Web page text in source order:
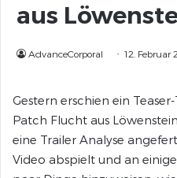
aus
AdvanceCorporal 12. Februar
Gestern erschien ein
Patch Flucht aus
eine Trailer Analyse
Video abspielt und an